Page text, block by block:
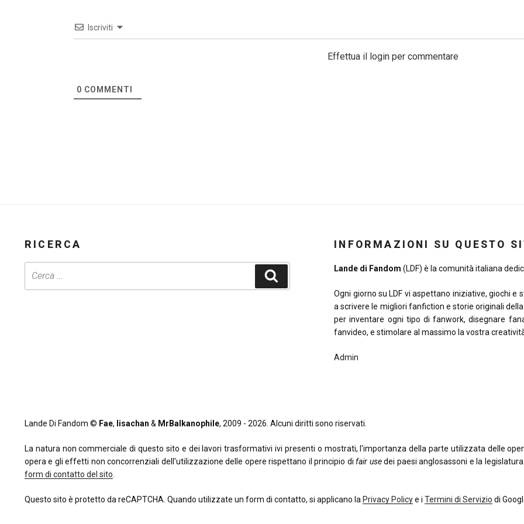
Iscriviti
Effettua il login per commentare
0 COMMENTI
RICERCA INFORMAZIONI SU QUESTO
Lande di Fandom (LDF) è la comunità italiana
Ogni giorno su LDF vi aspettano iniziative, giochi
a scrivere le migliori fanfiction e storie originali
per inventare ogni tipo di fanwork, disegnare
fanvideo, e stimolare al massimo la vostra
Admin
Lande Di Fandom © Fae, lisachan & MrBalkanophile, 2009 - 2026. Alcuni diritti sono riservati.
La natura non commerciale di questo sito e dei lavori trasformativi ivi presenti o mostrati, l'importanza della parte utilizzata delle
opera e gli effetti non concorrenziali dell'utilizzazione delle opere rispettano il principio difair usedei paesi anglosassoni e la
form di contatto del sito
Questo sito è protetto da reCAPTCHA. Quando utilizzate un form di contatto, si applicano la Privacy Policye i Termini di Servizio di